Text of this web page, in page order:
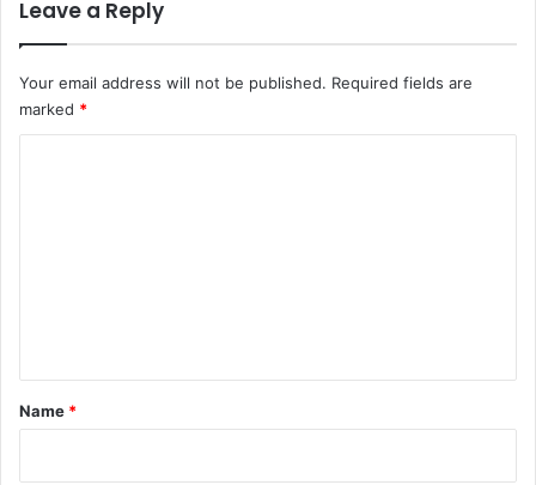
Leave a Reply
Your email address will not be published. Required fields are
marked *
*
Name *